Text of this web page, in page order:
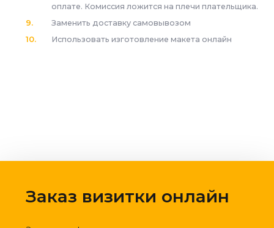
оплате. Комиссия ложится на плечи плательщика.
Заменить доставку самовывозом
Использовать изготовление макета онлайн
Заказ визитки онлайн